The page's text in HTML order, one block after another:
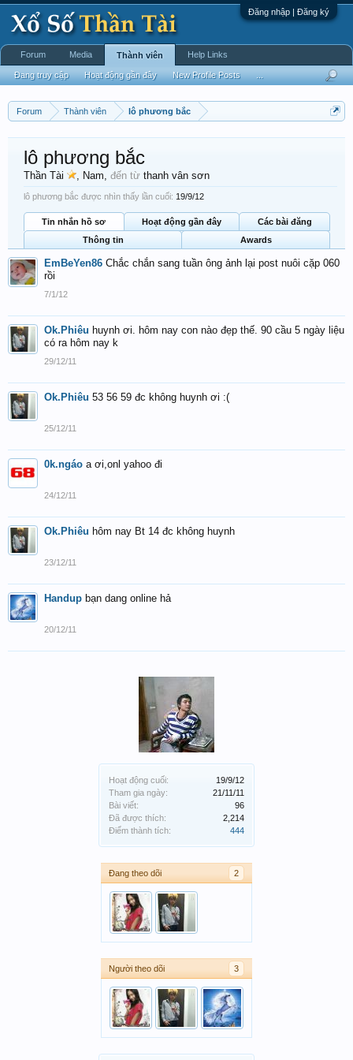
Đăng nhập | Đăng ký
Forum Thành viên lô phương bắc
Hoạt động cuối:
19/9/12
Tham gia ngày:
21/11/11
Bài viết:
96
Đã được thích:
2,214
Điểm thành tích:
444
Đang theo dõi 2
Người theo dõi 3
lô phương bắc
Thần Tài , Nam, đến từ thanh vân sơn
lô phương bắc được nhìn thấy lần cuối: 19/9/12
Tin nhắn hồ sơ Hoạt động gần đây
Các bài đăng
Thông tin
Awards
EmBeYen86 Chắc chắn sang tuần ông ảnh lại post nuôi cặp 060
rồi
7/1/12
Ok.Phiêu huynh ơi. hôm nay con nào đẹp thế. 90 cầu 5 ngày liệu
có ra hôm nay k
29/12/11
Ok.Phiêu 53 56 59 đc không huynh ơi :(
25/12/11
0k.ngáo a ơi,onl yahoo đi
24/12/11
Ok.Phiêu hôm nay Bt 14 đc không huynh
23/12/11
Handup bạn dang online hả
20/12/11
Forum Media Thành viên
Đang truy cập Hoạt động gần đây New Profile Posts
Help Links